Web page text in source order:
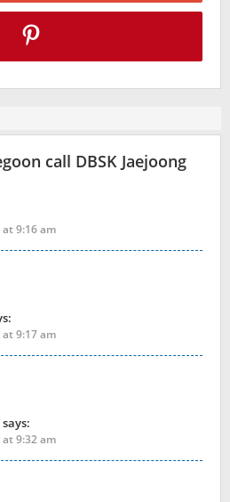
call DBSK Jaejoong
at 9:16 am
at 9:17 am
says:
at 9:32 am